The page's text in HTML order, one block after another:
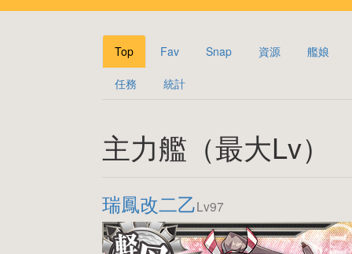
Top Fav Snap 資源 艦娘
任務 統計
主力艦（最大Lv）
瑞鳳改二乙Lv97